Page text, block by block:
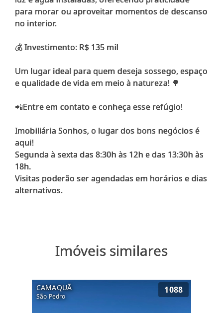
para morar ou aproveitar momentos de descanso
no interior.
💰 Investimento: R$ 135 mil
Um lugar ideal para quem deseja sossego, espaço
e qualidade de vida em meio à natureza! 🌳
📲Entre em contato e conheça esse refúgio!
Imobiliária Sonhos, o lugar dos bons negócios é
aqui!
Segunda à sexta das 8:30h às 12h e das 13:30h às
18h.
Visitas poderão ser agendadas em horários e dias
alternativos.
Imóveis similares
CAMAQUÃ
São Pedro
1088